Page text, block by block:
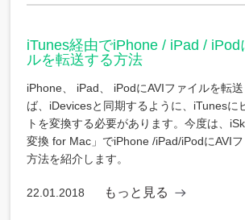
iTunes経由でiPhone / iPad / iPod
ルを転送する方法
iPhone、 iPad、 iPodにAVIファイルを転
ば、iDevicesと同期するように、iTunesに
トを変換する必要があります。今度は、
変換 for Mac」でiPhone /iPad/iPodにAVI
方法を紹介します。
22.01.2018 もっと見る